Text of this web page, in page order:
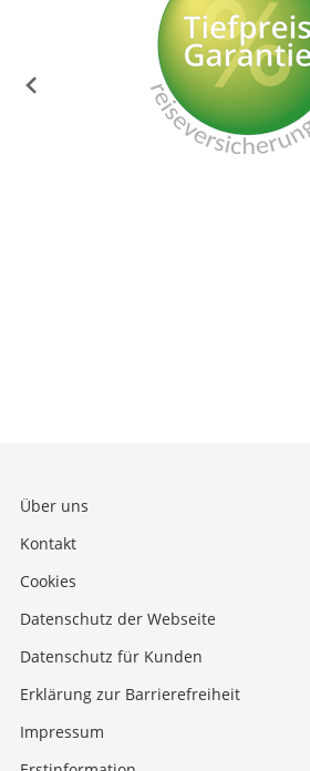
Über uns
Kontakt
Cookies
Datenschutz der Webseite
Datenschutz für Kunden
Erklärung zur Barrierefreiheit
Impressum